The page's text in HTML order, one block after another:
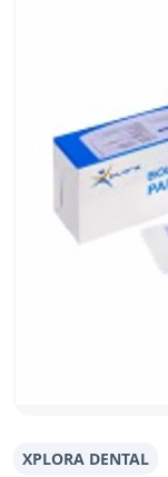
XPLORA DENTAL